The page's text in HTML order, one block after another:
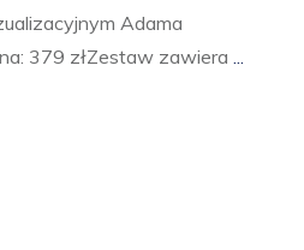
Adama
379 złZestaw zawiera